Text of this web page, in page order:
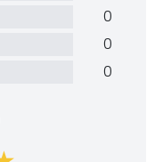
0
0
0